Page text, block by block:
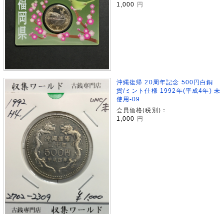
1,000
円
沖縄復帰 20周年記念 500円白銅
貨/ミント仕様 1992年(平成4年) 未
使用-09
会員価格(税別)：
1,000 円